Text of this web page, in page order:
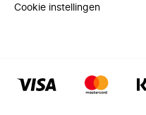
Cookie instellingen